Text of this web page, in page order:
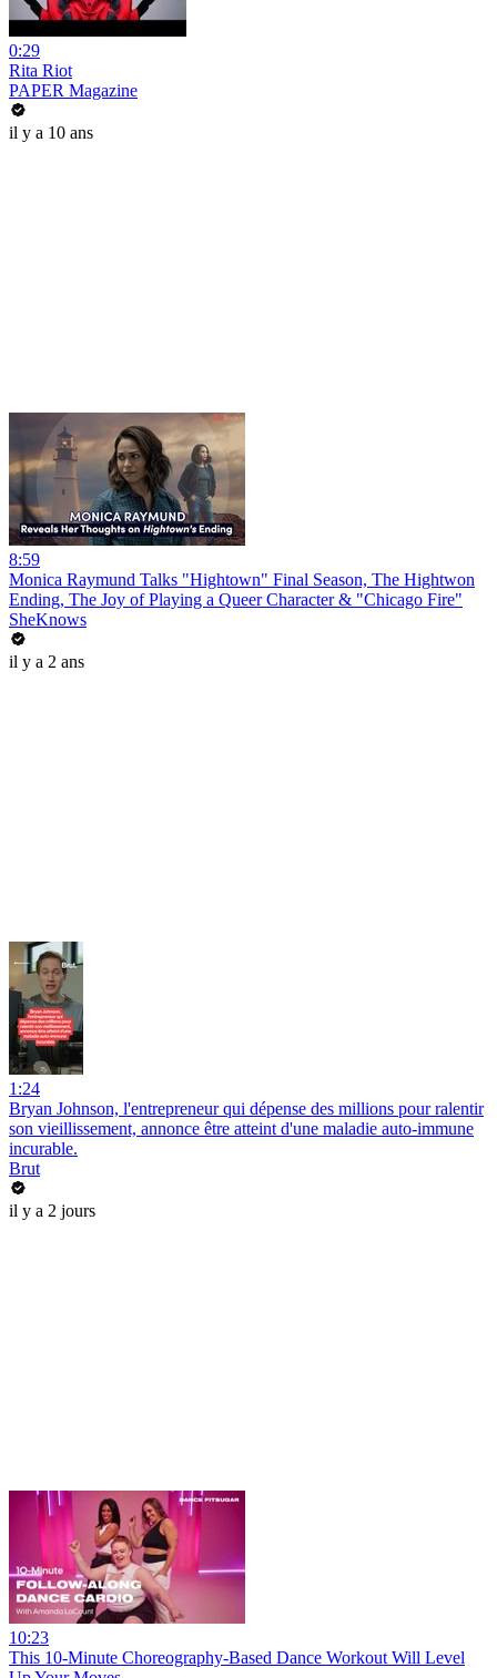
0:29
Rita Riot
PAPER Magazine
il y a 10 ans
8:59
Monica Raymund Talks "Hightown" Final Season, The Hightwon
Ending, The Joy of Playing a Queer Character & "Chicago Fire"
SheKnows
il y a 2 ans
1:24
Bryan Johnson, l'entrepreneur qui dépense des millions pour ralentir
son vieillissement, annonce être atteint d'une maladie auto-immune
incurable.
Brut
il y a 2 jours
10:23
This 10-Minute Choreography-Based Dance Workout Will Level